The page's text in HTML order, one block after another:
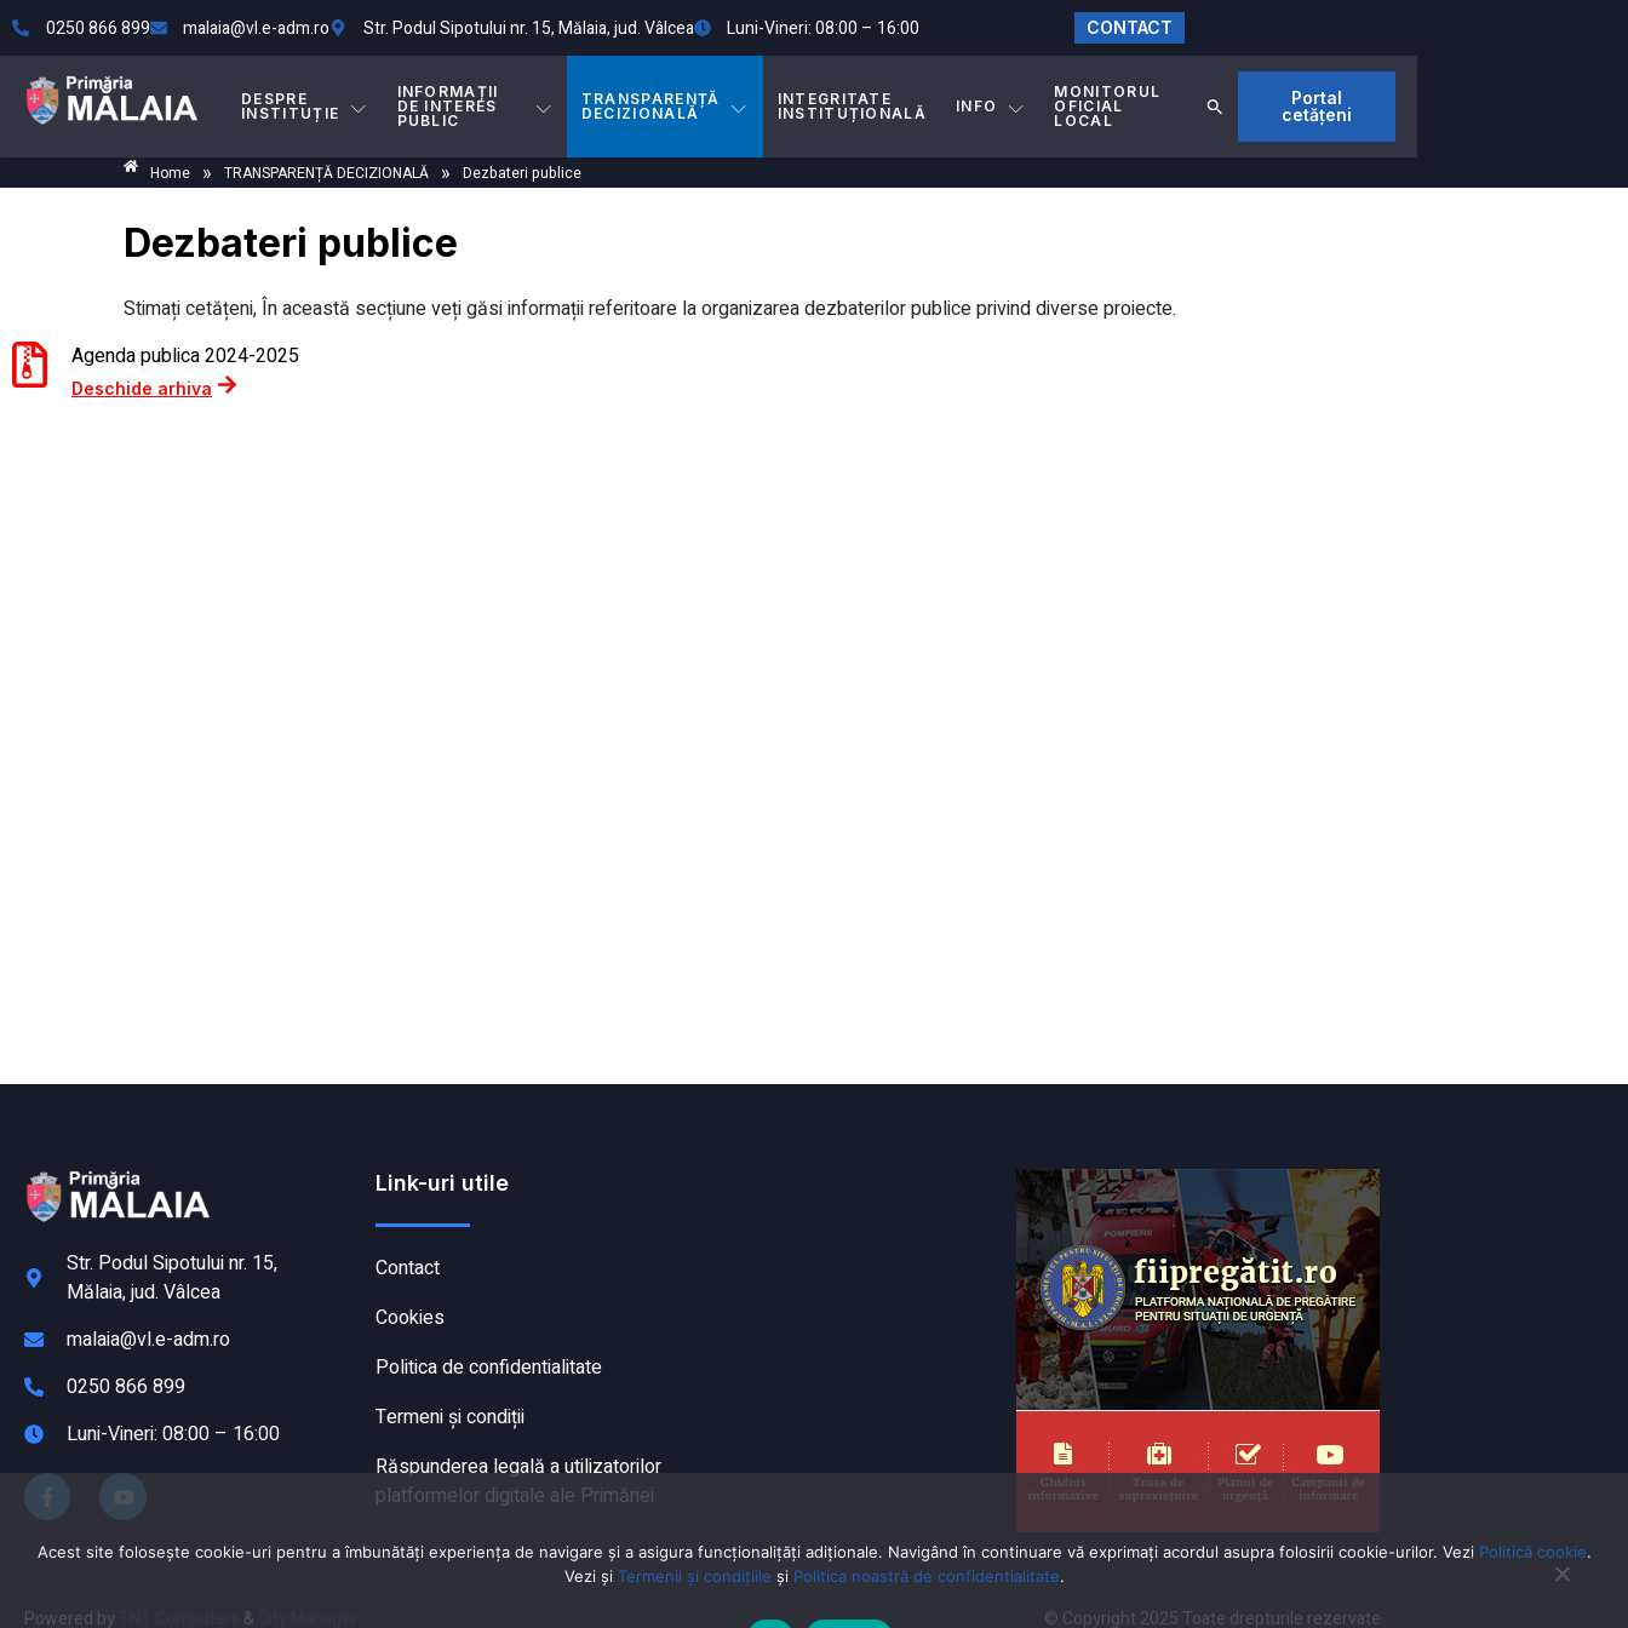
0250 866 899 malaia@vl.e-adm.ro Str. Podul Sipotului nr. 15, Mălaia, jud. Vâlcea Luni-Vineri: 08:00 – 16:00 CONTACT
DESPRE
INSTITUȚIE
INFORMAȚII
DE INTERES
PUBLIC
TRANSPARENȚĂ
DECIZIONALĂ
INTEGRITATE
INSTITUȚIONALĂ
INFO
MONITORUL
OFICIAL
LOCAL
Portal
cetățeni
Home » TRANSPARENȚĂ DECIZIONALĂ » Dezbateri publice
Dezbateri publice
Stimați cetățeni, În această secțiune veți găsi informații referitoare la organizarea dezbaterilor publice privind diverse proiecte.
Agenda publica 2024-2025
Deschide arhiva
Str. Podul Sipotului nr. 15,
Mălaia, jud. Vâlcea
malaia@vl.e-adm.ro
0250 866 899
Luni-Vineri: 08:00 – 16:00
Link-uri utile
Contact
Cookies
Politica de confidentialitate
Termeni și condiții
Răspunderea legală a utilizatorilor
platformelor digitale ale Primăriei
Powered by & © Copyright 2025 Toate drepturile rezervate
Acest site folosește cookie-uri pentru a îmbunătăți experiența de navigare și a asigura funcționalițăți adiționale. Navigând în continuare vă exprimaţi acordul asupra folosirii cookie-urilor. Vezi Politică cookie.
Vezi și Termenii și condițiile și Politica noastră de confidentialitate.